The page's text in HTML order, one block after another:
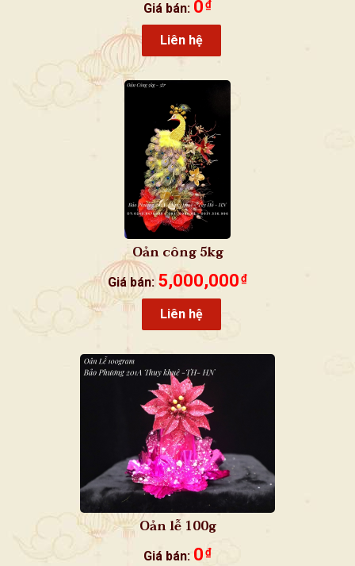
Giá bán: 0 ₫
Liên hệ
Oản công 5kg
Giá bán: 5,000,000 ₫
Liên hệ
Oản lễ 100g
Giá bán: 0 ₫